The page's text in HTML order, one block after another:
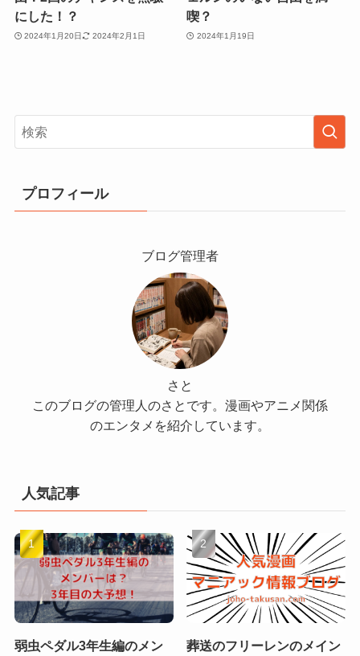
にした！？
2024年1月20日 2024年2月1日
喫？
2024年1月19日
プロフィール
ブログ管理者
さと
このブログの管理人のさとです。漫画やアニメ関係
のエンタメを紹介しています。
人気記事
弱虫ペダル3年生編のメン
葬送のフリーレンのメイン